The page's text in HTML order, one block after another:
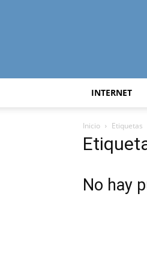
INTERNET
Inicio Etiquetas
No hay